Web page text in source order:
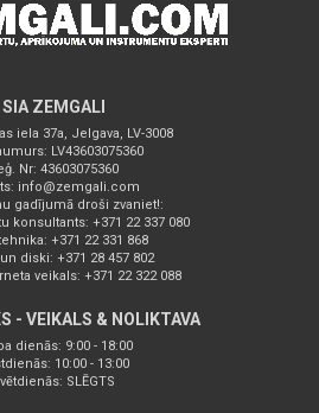
SIA ZEMGALI
iela 37a, Jelgava, LV-3008
LV43603075360
Nr: 43603075360
info@zemgali.com
gadījumā droši zvaniet!:
konsultants: +371 22 337 080
+371 22 331 868
diski: +371 28 457 802
veikals: +371 22 322 088
- VEIKALS & NOLIKTAVA
dienās: 9:00 - 18:00
10:00 - 13:00
SLĒGTS